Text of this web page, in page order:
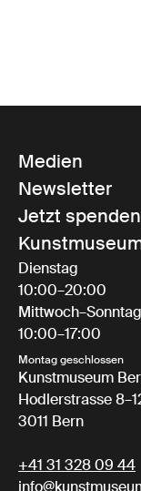
Medien
Newsletter
Jetzt spenden
Dienstag
10:00–20:00
Mittwoch–Sonntag
10:00–17:00
Montag geschlossen
Kunstmuseum
Hodlerstrasse
3011 Bern
+41 31 328 09 44